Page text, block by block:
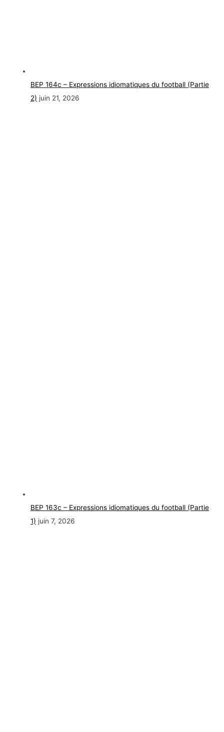
BEP 164c – Expressions idiomatiques du football (Partie
2) juin 21, 2026
BEP 163c – Expressions idiomatiques du football (Partie
1) juin 7, 2026